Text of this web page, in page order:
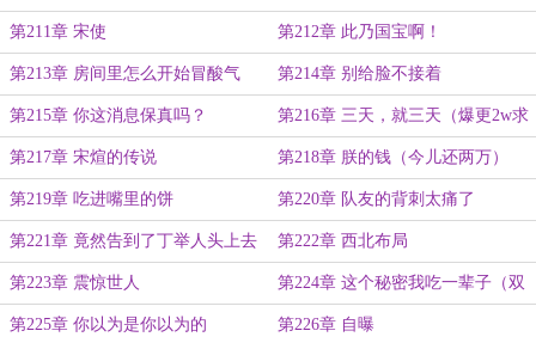
第211章 宋使 第212章 此乃国宝啊！
第213章 房间里怎么开始冒酸气
了？
第214章 别给脸不接着
第215章 你这消息保真吗？ 第216章 三天，就三天（爆更2w求
下订阅）
第217章 宋煊的传说 第218章 朕的钱（今儿还两万）
第219章 吃进嘴里的饼 第220章 队友的背刺太痛了
第221章 竟然告到了丁举人头上去
了
第222章 西北布局
第223章 震惊世人 第224章 这个秘密我吃一辈子（双
倍月票投给我哈）
第225章 你以为是你以为的 第226章 自曝